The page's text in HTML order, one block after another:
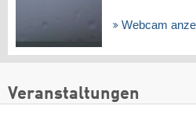
Webcam
Veranstaltungen